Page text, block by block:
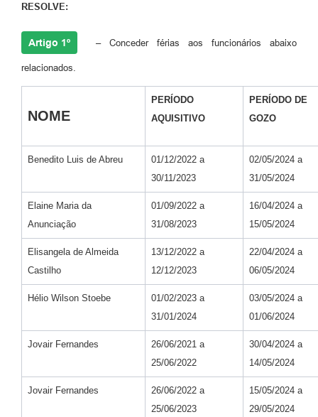
RESOLVE:
Artigo 1º –Conceder férias aos funcionários abaixo
relacionados.
NOME
PERÍODO
AQUISITIVO
PERÍODO DE
GOZO
Benedito Luis de Abreu
01/12/2022 a
30/11/2023
02/05/2024 a
31/05/2024
Elaine Maria da
Anunciação
01/09/2022 a
31/08/2023
16/04/2024 a
15/05/2024
Elisangela de Almeida
Castilho
13/12/2022 a
12/12/2023
22/04/2024 a
06/05/2024
Hélio Wilson Stoebe
01/02/2023 a
31/01/2024
03/05/2024 a
01/06/2024
Jovair Fernandes
26/06/2021 a
25/06/2022
30/04/2024 a
14/05/2024
Jovair Fernandes
26/06/2022 a
25/06/2023
15/05/2024 a
29/05/2024